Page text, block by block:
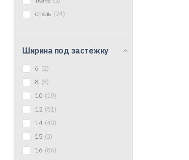
сталь (24)
Ширина под застежку
6 (2)
8 (5)
10 (19)
12 (51)
14 (40)
15 (3)
16 (86)